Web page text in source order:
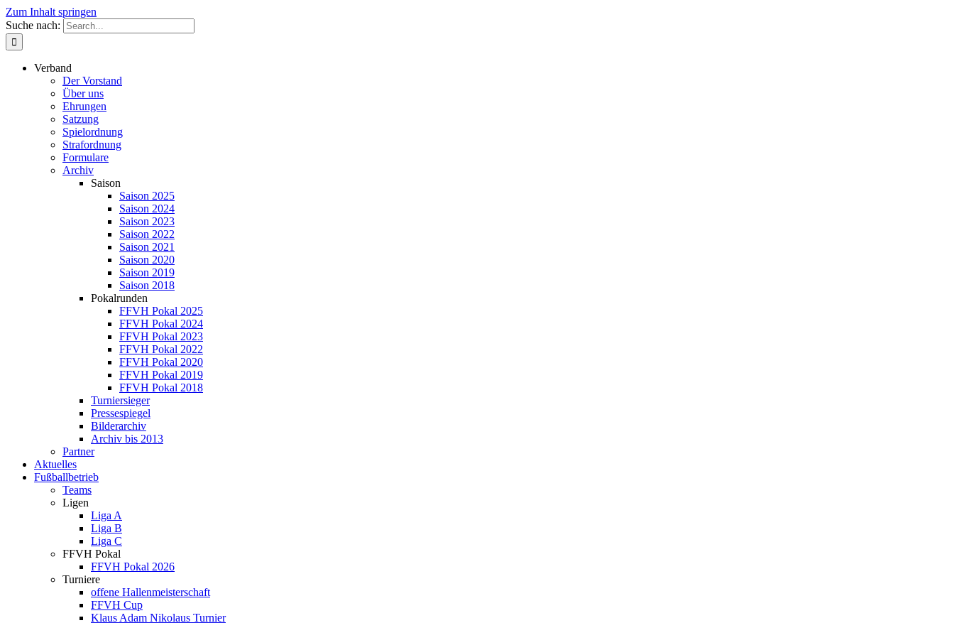
Zum Inhalt springen
Suche nach:
Verband
Der Vorstand
Über uns
Ehrungen
Satzung
Spielordnung
Strafordnung
Formulare
Archiv
Saison
Saison 2025
Saison 2024
Saison 2023
Saison 2022
Saison 2021
Saison 2020
Saison 2019
Saison 2018
Pokalrunden
FFVH Pokal 2025
FFVH Pokal 2024
FFVH Pokal 2023
FFVH Pokal 2022
FFVH Pokal 2020
FFVH Pokal 2019
FFVH Pokal 2018
Turniersieger
Pressespiegel
Bilderarchiv
Archiv bis 2013
Partner
Aktuelles
Fußballbetrieb
Teams
Ligen
Liga A
Liga B
Liga C
FFVH Pokal
FFVH Pokal 2026
Turniere
offene Hallenmeisterschaft
FFVH Cup
Klaus Adam Nikolaus Turnier